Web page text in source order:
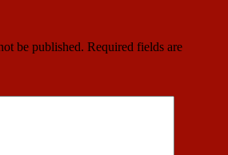
be published. Required fields are